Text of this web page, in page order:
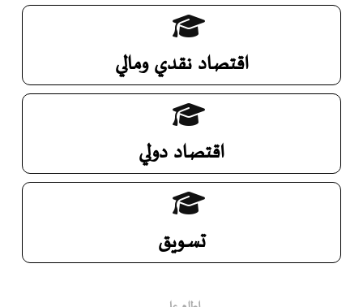
اقتصاد نقدي ومالي
اقتصاد دولي
تسويق